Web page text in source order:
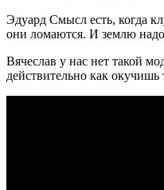
Эдуард Смысл есть, когда
они ломаются. И землю
Вячеслав у нас нет такой
действительно как